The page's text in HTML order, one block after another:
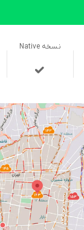
نسخه Native